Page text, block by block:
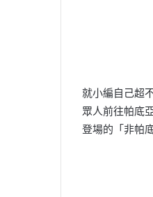
就小編自己超
眾人前往帕底
登場的「非帕